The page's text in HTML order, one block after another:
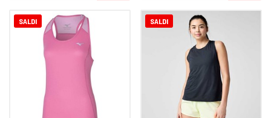
SALDI SALDI